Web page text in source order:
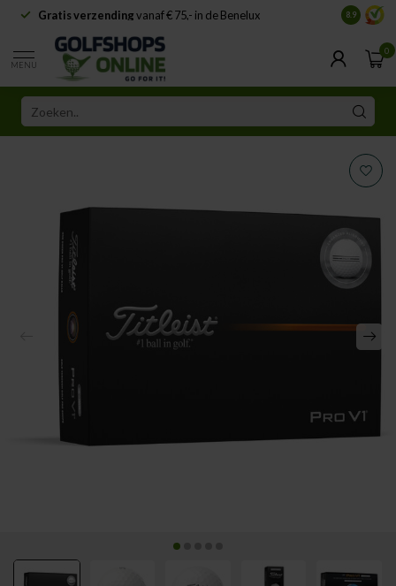
Gratis verzendingvanaf € 75,- in de Benelux 8.9
MENU
0